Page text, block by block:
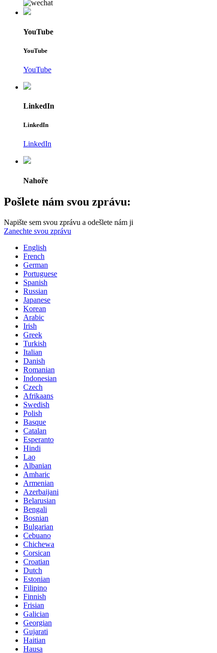
YouTube
YouTube
YouTube
LinkedIn
LinkedIn
LinkedIn
Nahoře
Pošlete nám svou zprávu:
Napište sem svou zprávu a odešlete nám ji
Zanechte svou zprávu
English
French
German
Portuguese
Spanish
Russian
Japanese
Korean
Arabic
Irish
Greek
Turkish
Italian
Danish
Romanian
Indonesian
Czech
Afrikaans
Swedish
Polish
Basque
Catalan
Esperanto
Hindi
Lao
Albanian
Amharic
Armenian
Azerbaijani
Belarusian
Bengali
Bosnian
Bulgarian
Cebuano
Chichewa
Corsican
Croatian
Dutch
Estonian
Filipino
Finnish
Frisian
Galician
Georgian
Gujarati
Haitian
Hausa